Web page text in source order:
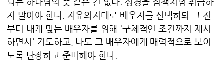
지 말아야 한다. 자유의지대로 배우자를 선택하되 그 전
부터 내게 맞는 배우자를 위해 '구체적인 조건까지 제시
하면서' 기도하고, 나도 그 배우자에게 매력적으로 보이
도록 단장하고 준비해야 한다.